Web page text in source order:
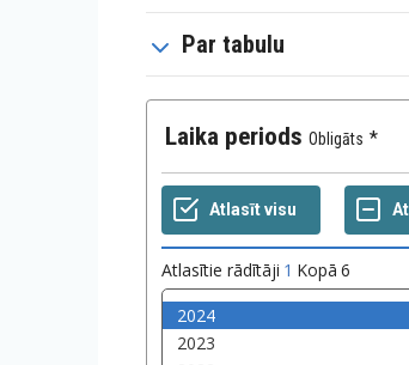
Par tabulu
Laika periods Obligāts
Atlasītie rādītāji 1 Kopā 6